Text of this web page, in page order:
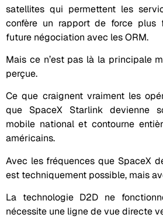
satellites qui permettent les
confère un rapport de force plus
future négociation avec les ORM.
Mais ce n’est pas là la principale
perçue.
Ce que craignent vraiment les
que SpaceX Starlink devienne
mobile national et contourne
américains.
Avec les fréquences que SpaceX
est techniquement possible, mais
La technologie D2D ne
nécessite une ligne de vue directe